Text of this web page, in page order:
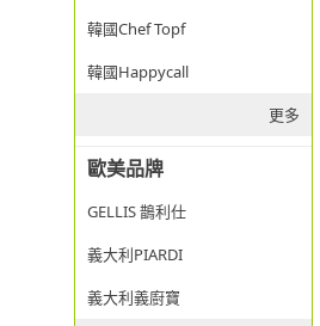
韓國Chef Topf
韓國Happycall
更多
歐美品牌
GELLIS 鵲利仕
義大利PIARDI
義大利義廚寶